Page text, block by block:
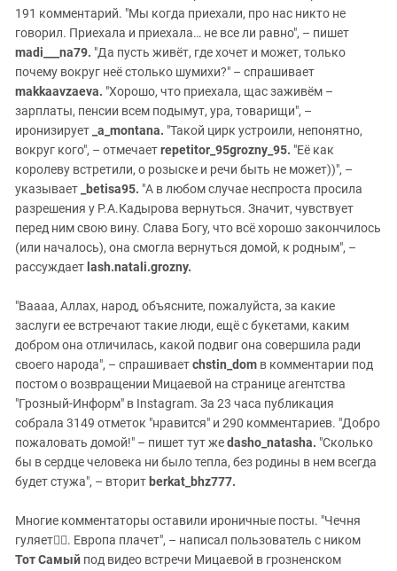
191 комментарий. "Мы когда приехали, про нас никто не
говорил. Приехала и приехала… не все ли равно", – пишет
madi___na79. "Да пусть живёт, где хочет и может, только
почему вокруг неё столько шумихи?" – спрашивает
makkaavzaeva. "Хорошо, что приехала, щас заживём –
зарплаты, пенсии всем подымут, ура, товарищи", –
иронизирует _a_montana. "Такой цирк устроили, непонятно,
вокруг кого", – отмечаетrepetitor_95grozny_95. "Её как
королеву встретили, о розыске и речи быть не может))", –
указывает
_betisa95. "А в любом случае неспроста просила
разрешения у Р.А.Кадырова вернуться. Значит, чувствует
перед ним свою вину. Слава Богу, что всё хорошо закончилось
(или началось), она смогла вернуться домой, к родным", –
рассуждает lash.natali.grozny.
"Ваааа, Аллах, народ, объясните, пожалуйста, за какие
заслуги ее встречают такие люди, ещё с букетами, каким
добром она отличилась, какой подвиг она совершила ради
своего народа", – спрашиваетchstin_dom в комментарии под
постом о возвращении Мицаевой на странице агентства
"Грозный-Информ" в Instagram. За 23 часа публикация
собрала 3149 отметок "нравится" и 290 комментариев. "Добро
пожаловать домой!" – пишет тут жеdasho_natasha. "Сколько
бы в сердце человека ни было тепла, без родины в нем всегда
будет стужа", – вторит berkat_bhz777.
Многие комментаторы оставили ироничные посты. "Чечня
гуляет☝🏻. Европа плачет", – написал пользователь с ником
Тот Самый под видео встречи Мицаевой в грозненском